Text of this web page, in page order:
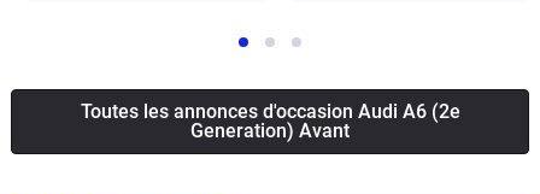
Toutes les annonces d'occasion Audi A6 (2e
Generation) Avant